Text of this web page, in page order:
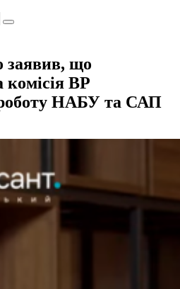
заявив, що
комісія ВР
роботу НАБУ та САП